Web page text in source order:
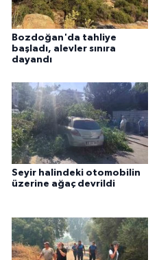
Bozdoğan'da tahliye
başladı, alevler sınıra
dayandı
Seyir halindeki otomobilin
üzerine ağaç devrildi